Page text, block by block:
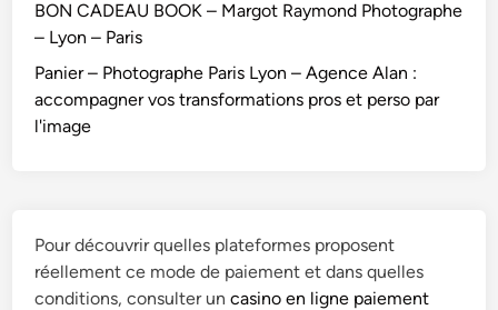
BON CADEAU BOOK – Margot Raymond Photographe
– Lyon – Paris
Panier – Photographe Paris Lyon – Agence Alan :
accompagner vos transformations pros et perso par
l'image
Pour découvrir quelles plateformes proposent
réellement ce mode de paiement et dans quelles
conditions, consulter uncasino en ligne paiement